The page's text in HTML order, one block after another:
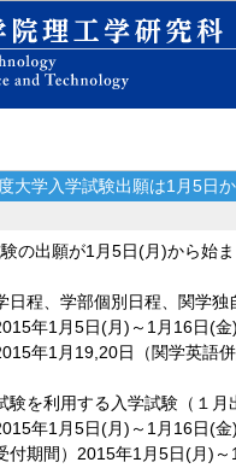
大学入学試験出願は1月5日か
の出願が1月5日(月)から始ま
日程、学部個別日程、関学独
年1月5日(月)～1月16日(金)
年1月19,20日（関学英語
験を利用する入学試験（１月
年1月5日(月)～1月16日(金)
期間）2015年1月5日(月)